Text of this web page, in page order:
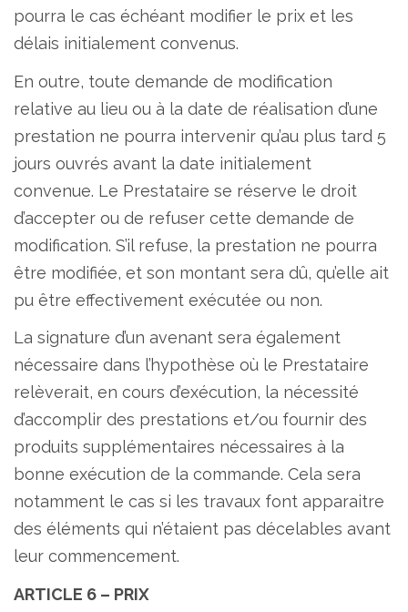
pourra le cas échéant modifier le prix et les
délais initialement convenus.
En outre, toute demande de modification
relative au lieu ou à la date de réalisation d’une
prestation ne pourra intervenir qu’au plus tard 5
jours ouvrés avant la date initialement
convenue. Le Prestataire se réserve le droit
d’accepter ou de refuser cette demande de
modification. S’il refuse, la prestation ne pourra
être modifiée, et son montant sera dû, qu’elle ait
pu être effectivement exécutée ou non.
La signature d’un avenant sera également
nécessaire dans l’hypothèse où le Prestataire
relèverait, en cours d’exécution, la nécessité
d’accomplir des prestations et/ou fournir des
produits supplémentaires nécessaires à la
bonne exécution de la commande. Cela sera
notamment le cas si les travaux font apparaitre
des éléments qui n’étaient pas décelables avant
leur commencement.
ARTICLE 6 – PRIX